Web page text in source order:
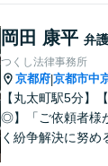
待ちしています。
岡田 康平 弁
つくし法律事務所
京都府|京都市中
【丸太町駅5分】
◎】「ご依頼者様
く紛争解決に努め